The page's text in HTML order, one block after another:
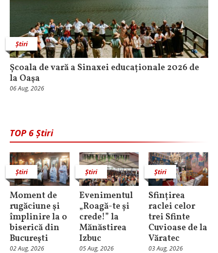
Știri
Școala de vară a Sinaxei educaționale 2026 de
la Oaşa
06 Aug, 2026
TOP 6 Știri
Știri
Moment de
rugăciune şi
împlinire la o
biserică din
Bucureşti
02 Aug, 2026
Știri
Evenimentul
„Roagă-te și
crede!” la
Mănăstirea
Izbuc
05 Aug, 2026
Știri
Sfințirea
raclei celor
trei Sfinte
Cuvioase de la
Văratec
03 Aug, 2026